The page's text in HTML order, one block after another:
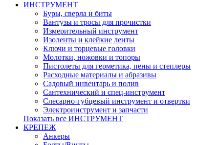
ИНСТРУМЕНТ
Буры, сверла и биты
Вантузы и тросы для прочистки
Измерительный инструмент
Изоленты и клейкие ленты
Ключи и торцевые головки
Молотки, ножовки и топоры
Пистолеты для герметика, пены и степлеры
Расходные материалы и абразивы
Садовый инвентарь и полив
Сантехнический и спец-инструмент
Слесарно-губцевый инструмент и отвертки
Электроинструмент и запчасти
Показать все ИНСТРУМЕНТ
КРЕПЕЖ
Анкеры